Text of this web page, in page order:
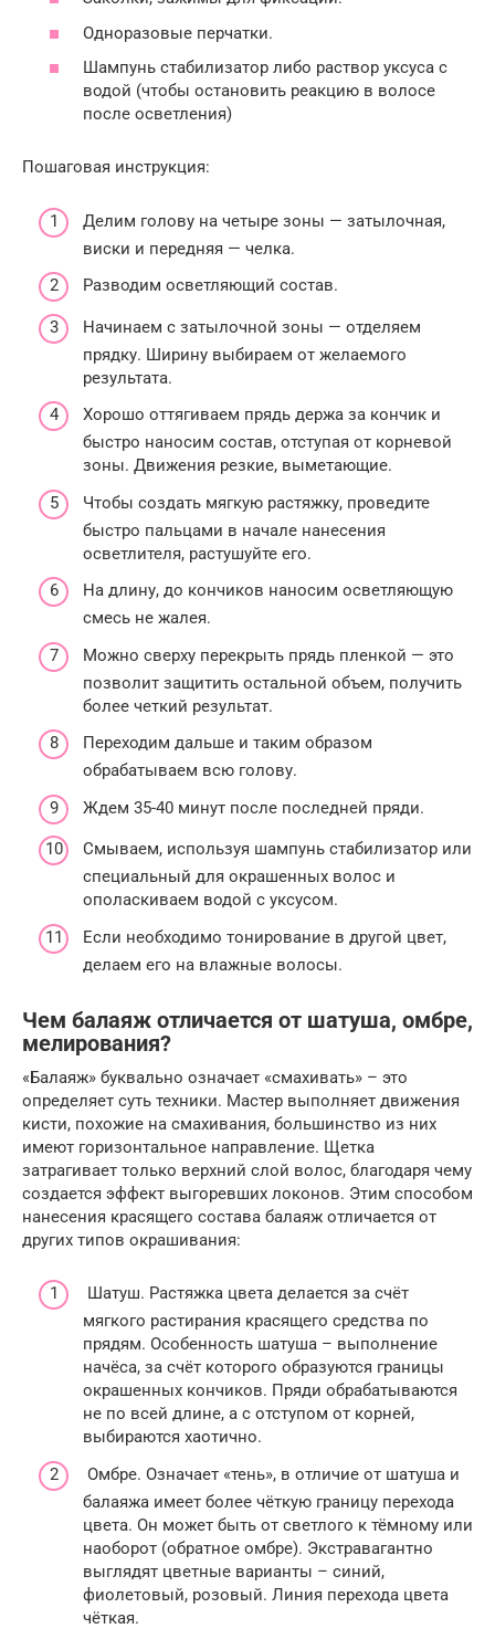
Одноразовые перчатки.
Шампунь стабилизатор либо раствор уксуса с
водой (чтобы остановить реакцию в волосе
после осветления)
Пошаговая инструкция:
Делим голову на четыре зоны — затылочная,
виски и передняя — челка.
Разводим осветляющий состав.
Начинаем с затылочной зоны — отделяем
прядку. Ширину выбираем от желаемого
результата.
Хорошо оттягиваем прядь держа за кончик и
быстро наносим состав, отступая от корневой
зоны. Движения резкие, выметающие.
Чтобы создать мягкую растяжку, проведите
быстро пальцами в начале нанесения
осветлителя, растушуйте его.
На длину, до кончиков наносим осветляющую
смесь не жалея.
Можно сверху перекрыть прядь пленкой — это
позволит защитить остальной объем, получить
более четкий результат.
Переходим дальше и таким образом
обрабатываем всю голову.
Ждем 35-40 минут после последней пряди.
Смываем, используя шампунь стабилизатор или
специальный для окрашенных волос и
ополаскиваем водой с уксусом.
Если необходимо тонирование в другой цвет,
делаем его на влажные волосы.
Чем балаяж отличается от шатуша, омбре,
мелирования?
«Балаяж» буквально означает «смахивать» – это
определяет суть техники. Мастер выполняет движения
кисти, похожие на смахивания, большинство из них
имеют горизонтальное направление. Щетка
затрагивает только верхний слой волос, благодаря чему
создается эффект выгоревших локонов. Этим способом
нанесения красящего состава балаяж отличается от
других типов окрашивания:
Шатуш. Растяжка цвета делается за счёт
мягкого растирания красящего средства по
прядям. Особенность шатуша – выполнение
начёса, за счёт которого образуются границы
окрашенных кончиков. Пряди обрабатываются
не по всей длине, а с отступом от корней,
выбираются хаотично.
Омбре. Означает «тень», в отличие от шатуша и
балаяжа имеет более чёткую границу перехода
цвета. Он может быть от светлого к тёмному или
наоборот (обратное омбре). Экстравагантно
выглядят цветные варианты – синий,
фиолетовый, розовый. Линия перехода цвета
чёткая.